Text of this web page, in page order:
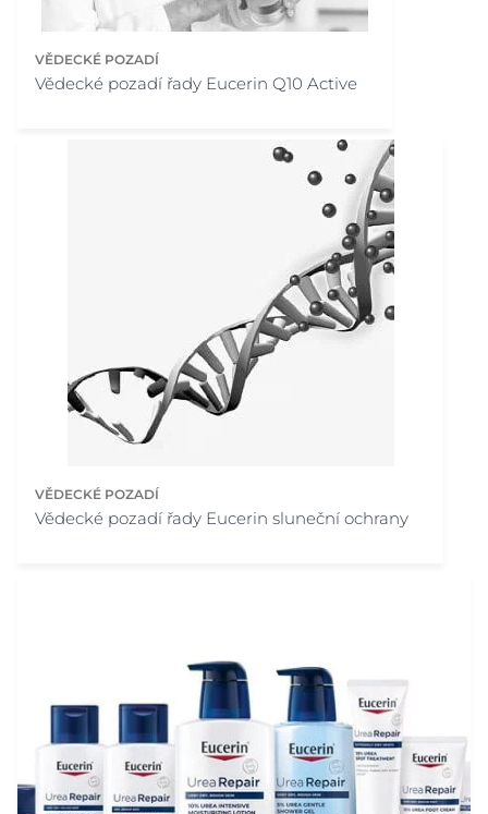
VĚDECKÉ POZADÍ
Vědecké pozadí řady Eucerin Q10 Active
VĚDECKÉ POZADÍ
Vědecké pozadí řady Eucerin sluneční ochrany